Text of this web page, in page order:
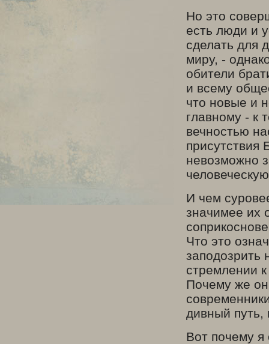
Но это
есть люди и
сделать для
миру, -
обители
и всему
что новые и
главному - к
вечностью
присутствия
невозможно
И чем
значимее их
Что это
заподозрить
стремлении
Почему же
дивный путь,
Вот почему